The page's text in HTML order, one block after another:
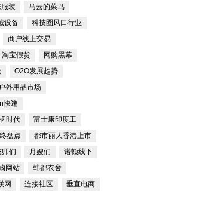
装
马云的菜鸟
设备
科技圈风口行业
商户线上交易
淘宝假货
网购黑幕
O2O发展趋势
户外用品市场
快递
时代
富士康印度工
盘点
都市丽人香港上市
师们 月嫂们
诺顿线下
网站
韩都衣舍
网 连接社区
垂直电商